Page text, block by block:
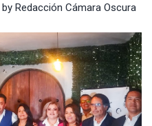
by Redacción Cámara Oscura